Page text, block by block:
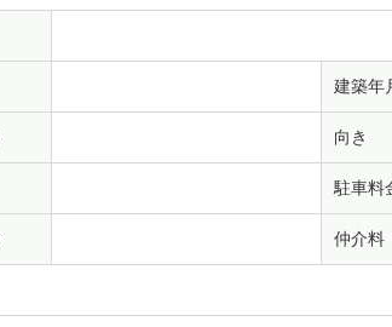
建築年
向き
駐車料
仲介料